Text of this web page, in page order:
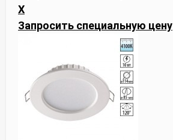
X
Запросить специальную цену